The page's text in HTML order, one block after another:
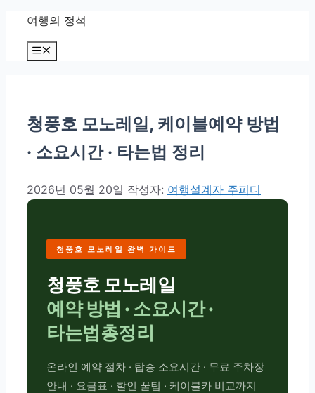
컨텐츠로
건너뛰기
여행의 정석
메뉴
청풍호 모노레일, 케이블예약 방법
· 소요시간 · 타는법 정리
2026년 05월 20일 작성자: 여행설계자 주피디
청풍호 모노레일 완벽 가이드
청풍호 모노레일
예약 방법 · 소요시간 ·
타는법총정리
온라인 예약 절차 · 탑승 소요시간 · 무료 주차장
안내 · 요금표 · 할인 꿀팁 · 케이블카 비교까지